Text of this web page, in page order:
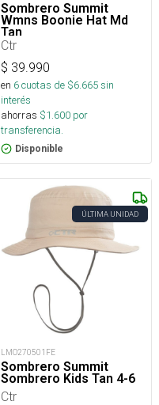
Sombrero Summit
Wmns Boonie Hat Md
Tan
Ctr
$ 39.990
en 6cuotas de $6.665sin
interés
ahorras $1.600 por
transferencia.
Disponible
ÚLTIMA UNIDAD
LMO270501FE
Sombrero Summit
Sombrero Kids Tan 4-6
Ctr